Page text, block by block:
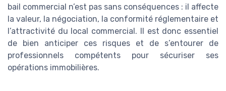
bail commercial n’est pas sans conséquences : il affecte
la valeur, la négociation, la conformité réglementaire et
l’attractivité du local commercial. Il est donc essentiel
de bien anticiper ces risques et de s’entourer de
professionnels compétents pour sécuriser ses
opérations immobilières.